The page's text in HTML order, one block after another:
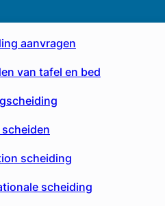
aanvragen
van tafel en bed
scheiden
scheiding
scheiding